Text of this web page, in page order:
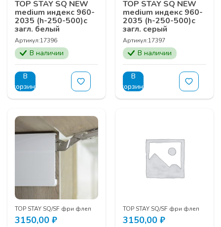
TOP STAY SQ NEW
medium индекс 960-
2035 (h-250-500)с
загл. белый
Артикул:17396
В наличии
В
корзину
TOP STAY SQ NEW
medium индекс 960-
2035 (h-250-500)с
загл. серый
Артикул:17397
В наличии
В
корзину
TOP STAY SQ/SF фри флеп
3150,00 ₽
TOP STAY SQ/SF фри флеп
3150,00 ₽